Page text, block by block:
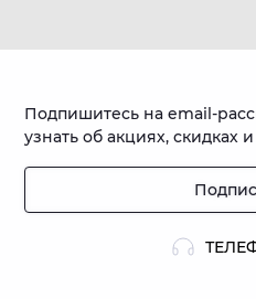
Подпишитесь на email-
узнать об акциях, скидках